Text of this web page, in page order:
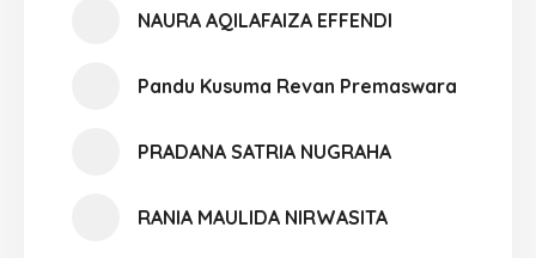
NAURA AQILAFAIZA EFFENDI
Pandu Kusuma Revan Premaswara
PRADANA SATRIA NUGRAHA
RANIA MAULIDA NIRWASITA